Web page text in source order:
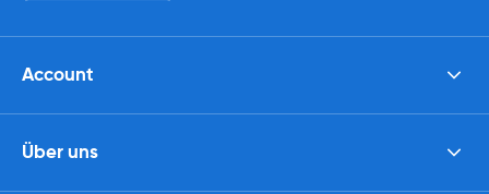
Account
Über uns